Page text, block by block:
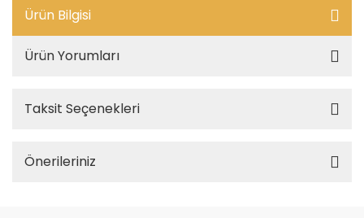
Ürün Bilgisi
Ürün Yorumları
Taksit Seçenekleri
Önerileriniz